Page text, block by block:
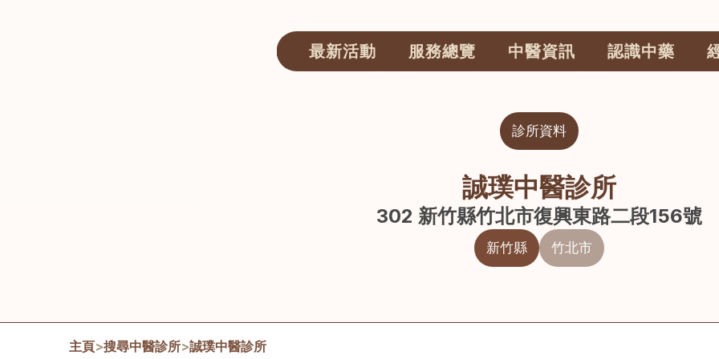
最新活動 服務總覽 中醫資訊 認識中藥
診所資料
誠璞中醫診所
302 新竹縣竹北市復興東路二段156號
新竹縣 竹北市
主頁>搜尋中醫診所>誠璞中醫診所